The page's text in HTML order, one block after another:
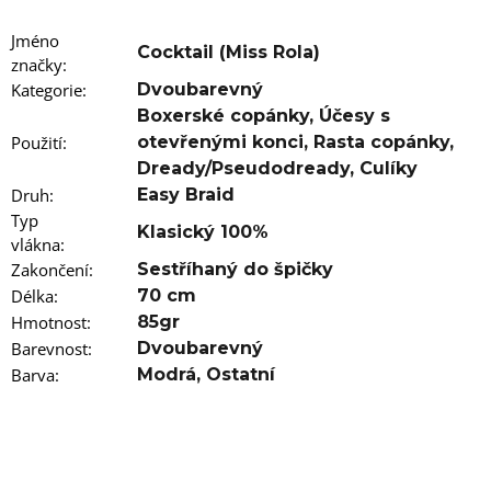
Jméno
značky:
Cocktail (Miss Rola)
Kategorie: Dvoubarevný
Použití:
Boxerské copánky, Účesy s
otevřenými konci, Rasta copánky,
Dready/Pseudodready, Culíky
Druh: Easy Braid
Typ
vlákna:
Klasický 100%
Zakončení: Sestříhaný do špičky
Délka: 70 cm
Hmotnost: 85gr
Barevnost: Dvoubarevný
Barva: Modrá, Ostatní
e
m
e
100%
EZ
1
105
Kč
Původně:
149
Kč